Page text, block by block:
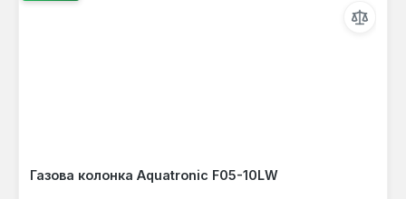
Газова колонка Aquatronic F05-10LW